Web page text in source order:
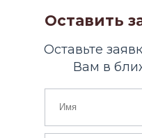
Оставить
Оставьте
Вам в